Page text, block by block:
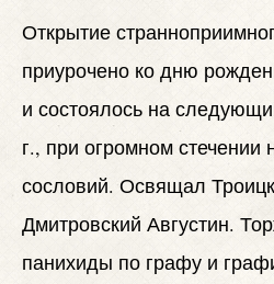
Открытие
приурочено ко дню
и состоялось на
г., при огромном стечении
сословий. Освящал
Дмитровский Августин.
панихиды по графу и